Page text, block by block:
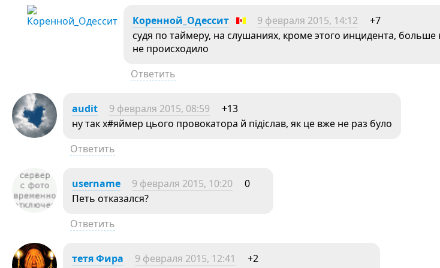
Коренной_Одессит 9 февраля 2015, 14:12
+7
судя по таймеру, на слушаниях, кроме этого инцидента, больше
не происходило
Ответить
audit 9 февраля 2015, 08:59
+13
ну так х#яймер цього провокатора й підіслав, як це вже не раз було
Ответить
username 9 февраля 2015, 10:20
0
Петь отказался?
Ответить
тетя Фира 9 февраля 2015, 12:41
+2